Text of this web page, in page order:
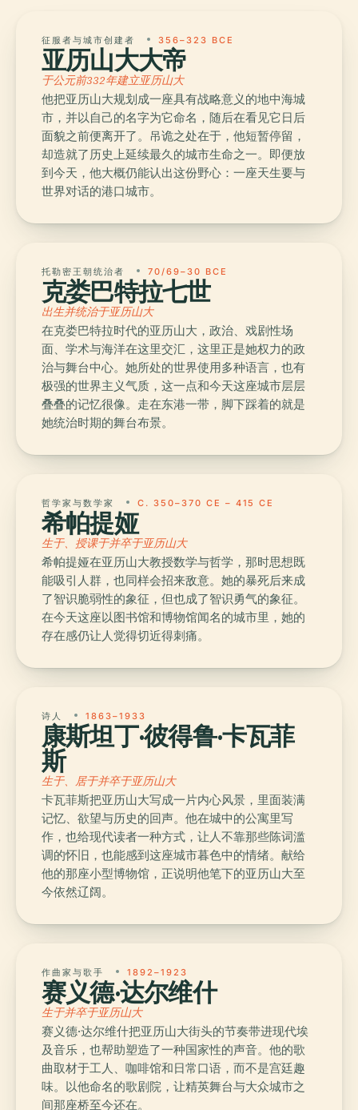
征服者与城市创建者 356–323 BCE
亚历山大大帝
于公元前332年建立亚历山大
他把亚历山大规划成一座具有战略意义的地中海城
市，并以自己的名字为它命名，随后在看见它日后
面貌之前便离开了。吊诡之处在于，他短暂停留，
却造就了历史上延续最久的城市生命之一。即便放
到今天，他大概仍能认出这份野心：一座天生要与
世界对话的港口城市。
托勒密王朝统治者 70/69–30 BCE
克娄巴特拉七世
出生并统治于亚历山大
在克娄巴特拉时代的亚历山大，政治、戏剧性场
面、学术与海洋在这里交汇，这里正是她权力的政
治与舞台中心。她所处的世界使用多种语言，也有
极强的世界主义气质，这一点和今天这座城市层层
叠叠的记忆很像。走在东港一带，脚下踩着的就是
她统治时期的舞台布景。
哲学家与数学家 C. 350–370 CE – 415 CE
希帕提娅
生于、授课于并卒于亚历山大
希帕提娅在亚历山大教授数学与哲学，那时思想既
能吸引人群，也同样会招来敌意。她的暴死后来成
了智识脆弱性的象征，但也成了智识勇气的象征。
在今天这座以图书馆和博物馆闻名的城市里，她的
存在感仍让人觉得切近得刺痛。
诗人 1863–1933
康斯坦丁·彼得鲁·卡瓦菲
斯
生于、居于并卒于亚历山大
卡瓦菲斯把亚历山大写成一片内心风景，里面装满
记忆、欲望与历史的回声。他在城中的公寓里写
作，也给现代读者一种方式，让人不靠那些陈词滥
调的怀旧，也能感到这座城市暮色中的情绪。献给
他的那座小型博物馆，正说明他笔下的亚历山大至
今依然辽阔。
作曲家与歌手 1892–1923
赛义德·达尔维什
生于并卒于亚历山大
赛义德·达尔维什把亚历山大街头的节奏带进现代埃
及音乐，也帮助塑造了一种国家性的声音。他的歌
曲取材于工人、咖啡馆和日常口语，而不是宫廷趣
味。以他命名的歌剧院，让精英舞台与大众城市之
间那座桥至今还在。